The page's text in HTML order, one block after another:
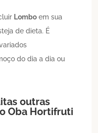
Lombo em sua
de dieta. É
do dia a dia ou
outras
Oba Hortifruti